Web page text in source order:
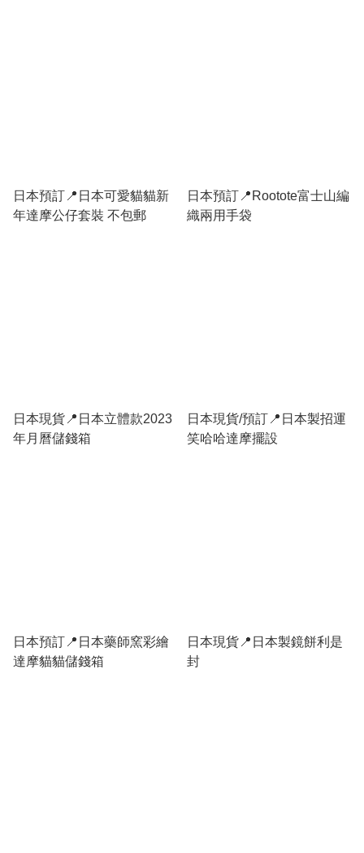
日本預訂📍日本可愛貓貓新
年達摩公仔套裝 不包郵
日本預訂📍Rootote富士山編
織兩用手袋
日本現貨📍日本立體款2023
年月曆儲錢箱
日本現貨/預訂📍日本製招運
笑哈哈達摩擺設
日本預訂📍日本藥師窯彩繪
達摩貓貓儲錢箱
日本現貨📍日本製鏡餅利是
封